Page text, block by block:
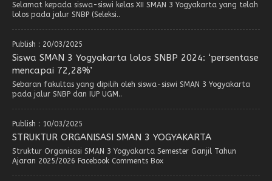
Selamat kepada siswa-siswi kelas XII SMAN 3 Yogyakarta yang telah
lolos pada jalur SNBP (Seleksi..
Publish : 20/03/2025
Siswa SMAN 3 Yogyakarta lolos SNBP 2024: ‘persentase
mencapai 72,28%’
Sebaran fakultas yang dipilih oleh siswa-siswi SMAN 3 Yogyakarta
pada jalur SNBP dan IUP UGM..
Publish : 10/03/2025
STRUKTUR ORGANISASI SMAN 3 YOGYAKARTA
Struktur Organisasi SMAN 3 Yogyakarta Semester Ganjil Tahun
Ajaran 2025/2026 Facebook Comments Box